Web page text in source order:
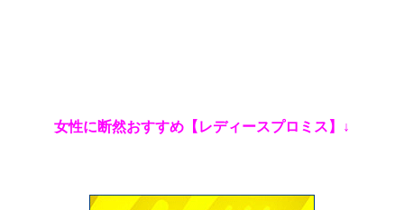
女性に断然おすすめ【レディースプロミス】↓